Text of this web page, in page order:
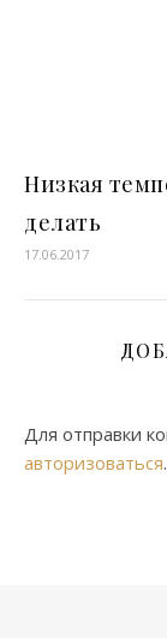
Низкая
делать
17.06.2017
Для отправки
авторизоваться.